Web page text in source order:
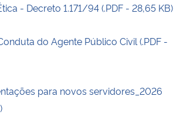
Regional
e dos Direitos Humanos
- Decreto 1.171/94 (.PDF - 28,65 KB)
do Agente Público Civil (.PDF -
para novos servidores_2026